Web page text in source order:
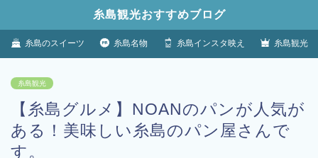
糸島観光おすすめブログ
糸島のスイーツ 糸島名物 糸島インスタ映え 糸島観光
糸島観光
【糸島グルメ】NOANのパンが人気が
ある！美味しい糸島のパン屋さんで
す。